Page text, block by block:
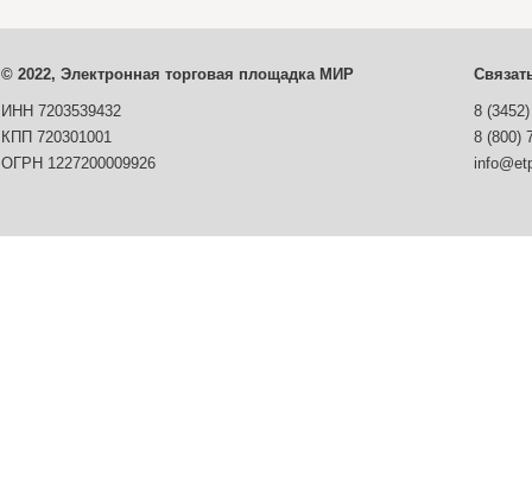
© 2022, Электронная торговая площадка МИР
ИНН 7203539432
8
КПП 720301001
8 (800)
ОГРН 1227200009926